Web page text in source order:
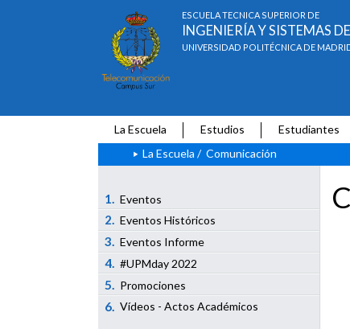
ESCUELA TÉCNICA SUPERIOR DE
INGENIERÍA Y SISTEMAS
UNIVERSIDAD POLITÉCNICA DE
La Escuela Estudios Estudiantes
La Escuela / Comunicación
1. Eventos
2. Eventos Históricos
3. Eventos Informe
4. #UPMday 2022
5. Promociones
6. Vídeos - Actos Académicos